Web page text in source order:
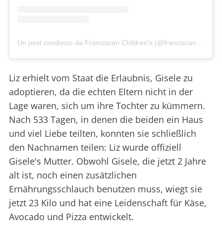
Un post condiviso da Franciscan Children's (@franciscanchildrens)
Liz erhielt vom Staat die Erlaubnis, Gisele zu
adoptieren, da die echten Eltern nicht in der
Lage waren, sich um ihre Tochter zu kümmern.
Nach 533 Tagen, in denen die beiden ein Haus
und viel Liebe teilten, konnten sie schließlich
den Nachnamen teilen: Liz wurde offiziell
Gisele's Mutter. Obwohl Gisele, die jetzt 2 Jahre
alt ist, noch einen zusätzlichen
Ernährungsschlauch benutzen muss, wiegt sie
jetzt 23 Kilo und hat eine Leidenschaft für Käse,
Avocado und Pizza entwickelt.